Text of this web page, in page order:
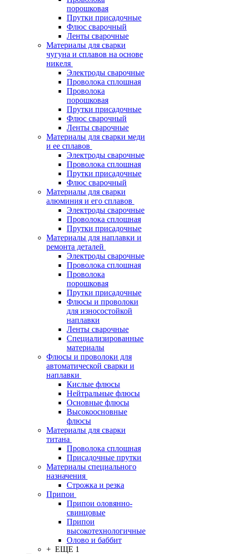
порошковая
Прутки присадочные
Флюс сварочный
Ленты сварочные
Материалы для сварки
чугуна и сплавов на основе
никеля
Электроды сварочные
Проволока сплошная
Проволока
порошковая
Прутки присадочные
Флюс сварочный
Ленты сварочные
Материалы для сварки меди
и ее сплавов
Электроды сварочные
Проволока сплошная
Прутки присадочные
Флюс сварочный
Материалы для сварки
алюминия и его сплавов
Электроды сварочные
Проволока сплошная
Прутки присадочные
Материалы для наплавки и
ремонта деталей
Электроды сварочные
Проволока сплошная
Проволока
порошковая
Прутки присадочные
Флюсы и проволоки
для износостойкой
наплавки
Ленты сварочные
Специализированные
материалы
Флюсы и проволоки для
автоматической сварки и
наплавки
Кислые флюсы
Нейтральные флюсы
Основные флюсы
Высокоосновные
флюсы
Материалы для сварки
титана
Проволока сплошная
Присадочные прутки
Материалы специального
назначения
Строжка и резка
Припои
Припои оловянно-
свинцовые
Припои
высокотехнологичные
Олово и баббит
+ ЕЩЕ 1